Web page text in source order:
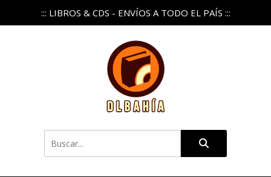
::: LIBROS & CDS - ENVÍOS A TODO EL PAÍS :::